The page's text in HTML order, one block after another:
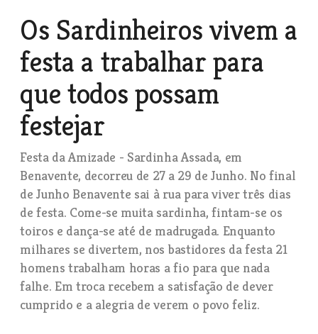
Os Sardinheiros vivem a
festa a trabalhar para
que todos possam
festejar
Festa da Amizade - Sardinha Assada, em
Benavente, decorreu de 27 a 29 de Junho. No final
de Junho Benavente sai à rua para viver três dias
de festa. Come-se muita sardinha, fintam-se os
toiros e dança-se até de madrugada. Enquanto
milhares se divertem, nos bastidores da festa 21
homens trabalham horas a fio para que nada
falhe. Em troca recebem a satisfação de dever
cumprido e a alegria de verem o povo feliz.